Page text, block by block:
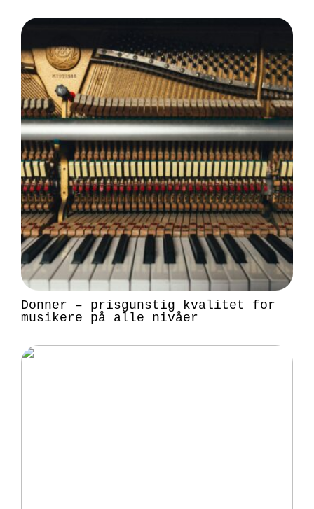
Donner – prisgunstig kvalitet for
musikere på alle nivåer